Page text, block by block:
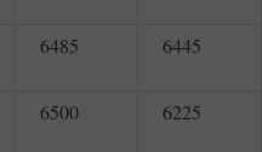
6485 6445
6500 6225